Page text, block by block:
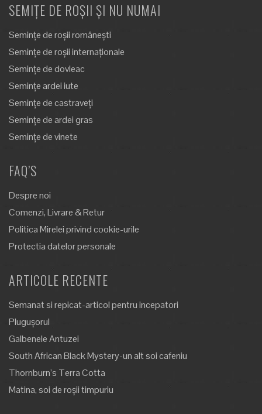
SEMIȚE DE ROȘII ȘI NU NUMAI
Semințe de roșii românești
Semințe de roșii internaționale
Semințe de dovleac
Semințe ardei iute
Semințe de castraveți
Semințe de ardei gras
Semințe de vinete
FAQ’S
Despre noi
Comenzi, Livrare & Retur
Politica Mirelei privind cookie-urile
Protectia datelor personale
ARTICOLE RECENTE
Semanat si repicat-articol pentru incepatori
Plugușorul
Galbenele Antuzei
South African Black Mystery-un alt soi cafeniu
Thornburn’s Terra Cotta
Matina, soi de roșii timpuriu